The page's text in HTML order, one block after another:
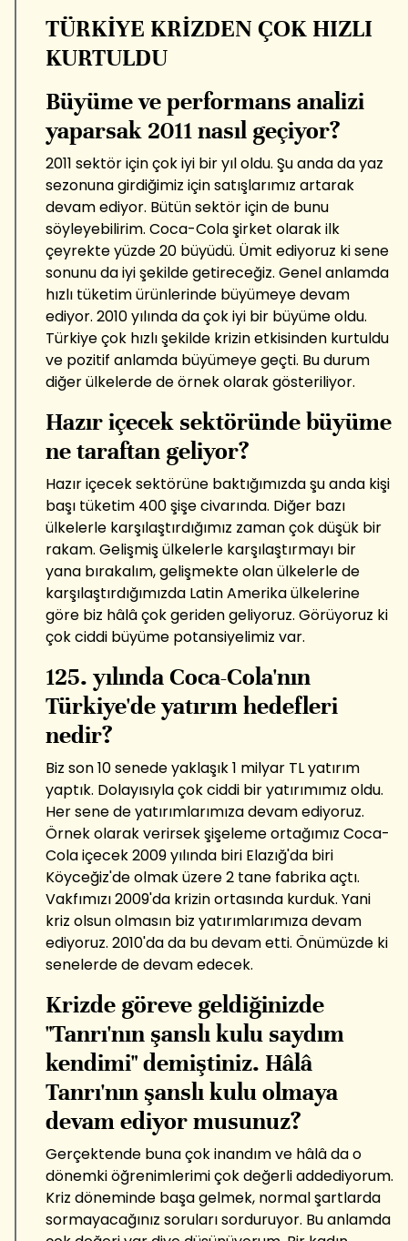
TÜRKİYE KRİZDEN ÇOK HIZLI
KURTULDU
Büyüme ve performans analizi
yaparsak 2011 nasıl geçiyor?
2011 sektör için çok iyi bir yıl oldu. Şu anda da yaz
sezonuna girdiğimiz için satışlarımız artarak
devam ediyor. Bütün sektör için de bunu
söyleyebilirim. Coca-Cola şirket olarak ilk
çeyrekte yüzde 20 büyüdü. Ümit ediyoruz ki sene
sonunu da iyi şekilde getireceğiz. Genel anlamda
hızlı tüketim ürünlerinde büyümeye devam
ediyor. 2010 yılında da çok iyi bir büyüme oldu.
Türkiye çok hızlı şekilde krizin etkisinden kurtuldu
ve pozitif anlamda büyümeye geçti. Bu durum
diğer ülkelerde de örnek olarak gösteriliyor.
Hazır içecek sektöründe büyüme
ne taraftan geliyor?
Hazır içecek sektörüne baktığımızda şu anda kişi
başı tüketim 400 şişe civarında. Diğer bazı
ülkelerle karşılaştırdığımız zaman çok düşük bir
rakam. Gelişmiş ülkelerle karşılaştırmayı bir
yana bırakalım, gelişmekte olan ülkelerle de
karşılaştırdığımızda Latin Amerika ülkelerine
göre biz hâlâ çok geriden geliyoruz. Görüyoruz ki
çok ciddi büyüme potansiyelimiz var.
125. yılında Coca-Cola'nın
Türkiye'de yatırım hedefleri
nedir?
Biz son 10 senede yaklaşık 1 milyar TL yatırım
yaptık. Dolayısıyla çok ciddi bir yatırımımız oldu.
Her sene de yatırımlarımıza devam ediyoruz.
Örnek olarak verirsek şişeleme ortağımız Coca-
Cola içecek 2009 yılında biri Elazığ'da biri
Köyceğiz'de olmak üzere 2 tane fabrika açtı.
Vakfımızı 2009'da krizin ortasında kurduk. Yani
kriz olsun olmasın biz yatırımlarımıza devam
ediyoruz. 2010'da da bu devam etti. Önümüzde ki
senelerde de devam edecek.
Krizde göreve geldiğinizde
"Tanrı'nın şanslı kulu saydım
kendimi" demiştiniz. Hâlâ
Tanrı'nın şanslı kulu olmaya
devam ediyor musunuz?
Gerçektende buna çok inandım ve hâlâ da o
dönemki öğrenimlerimi çok değerli addediyorum.
Kriz döneminde başa gelmek, normal şartlarda
sormayacağınız soruları sorduruyor. Bu anlamda